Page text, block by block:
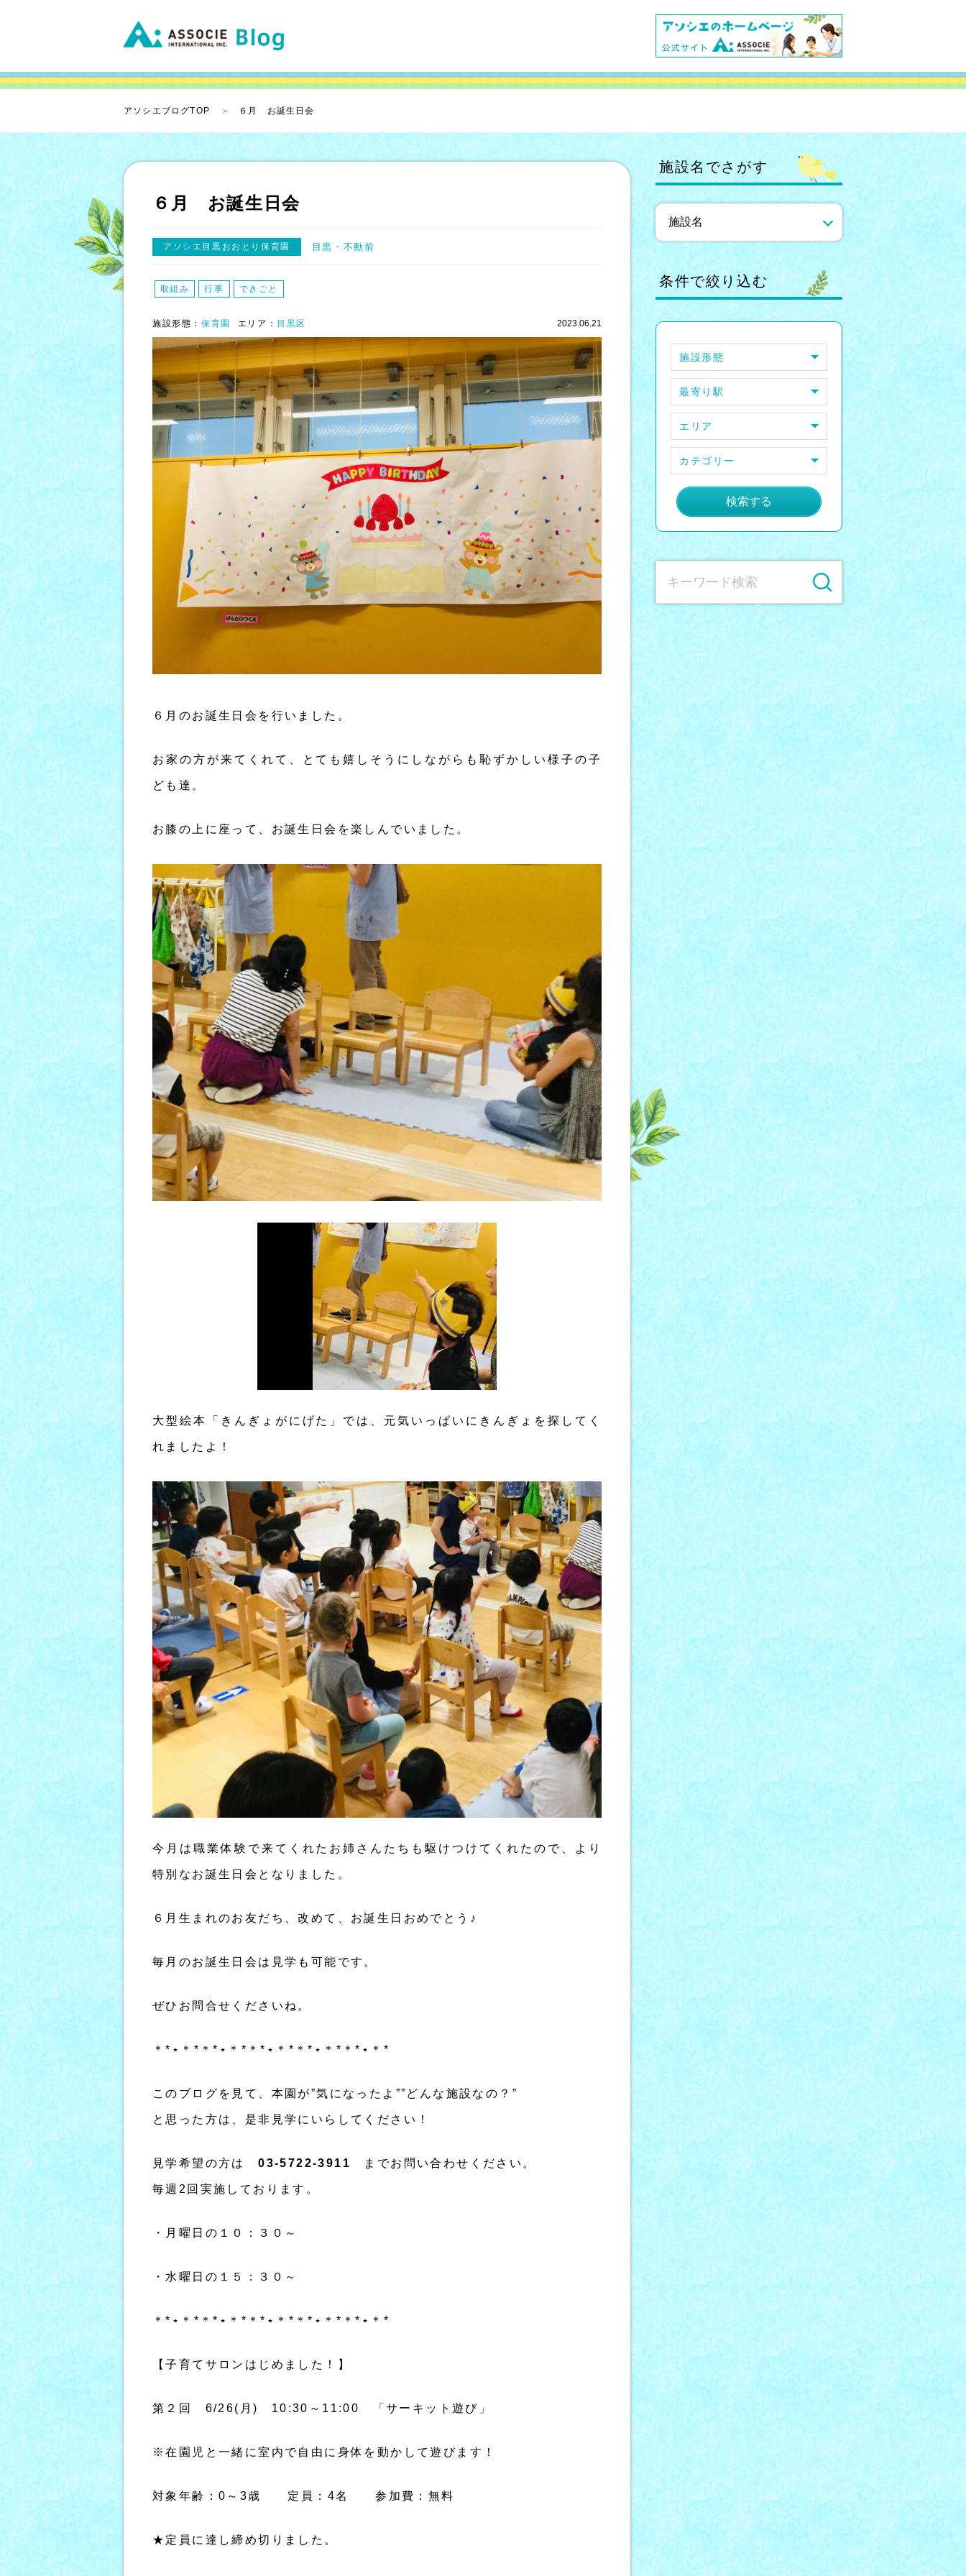
アソシエブログTOP ６月 お誕生日会
６月 お誕生日会
アソシエ目黒おおとり保育園 目黒 不動前
取組み 行事 できごと
施設形態： 保育園 エリア： 目黒区 2023.06.21
６月のお誕生日会を行いました。
お家の方が来てくれて、とても嬉しそうにしながらも恥ずかしい様子の子
ども達。
お膝の上に座って、お誕生日会を楽しんでいました。
大型絵本「きんぎょがにげた」では、元気いっぱいにきんぎょを探してく
れましたよ！
今月は職業体験で来てくれたお姉さんたちも駆けつけてくれたので、より
特別なお誕生日会となりました。
６月生まれのお友だち、改めて、お誕生日おめでとう♪
毎月のお誕生日会は見学も可能です。
ぜひお問合せくださいね。
＊*⋆＊*＊*⋆＊*＊*⋆＊*＊*⋆＊*＊*⋆＊*
このブログを見て、本園が”気になったよ””どんな施設なの？”
と思った方は、是非見学にいらしてください！
見学希望の方は03-5722-3911 までお問い合わせください。
毎週2回実施しております。
・月曜日の１０：３０～
・水曜日の１５：３０～
＊*⋆＊*＊*⋆＊*＊*⋆＊*＊*⋆＊*＊*⋆＊*
【子育てサロンはじめました！】
第２回 6/26(月) 10:30～11:00 「サーキット遊び」
※在園児と一緒に室内で自由に身体を動かして遊びます！
対象年齢：0～3歳 定員：4名 参加費：無料
★定員に達し締め切りました。
施設名でさがす
条件で絞り込む
施設形態
最寄り駅
エリア
カテゴリー